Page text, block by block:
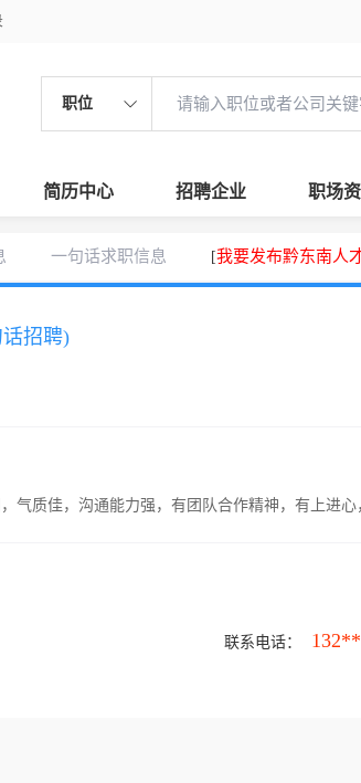
职位
简历中心 招聘企业 职场
一句话求职信息 [我要发布黔东南人
招聘)
气质佳，沟通能力强，有团队合作精神，有上进心
联系电话：